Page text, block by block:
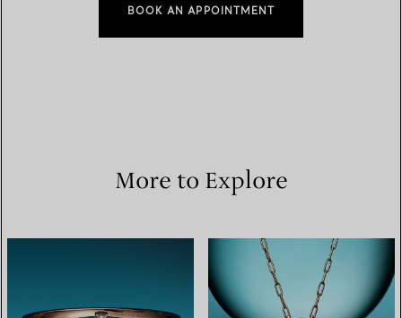
BOOK AN APPOINTMENT
More to Explore